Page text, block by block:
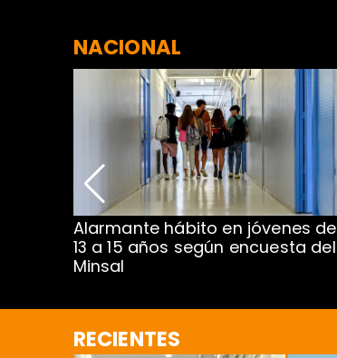
NACIONAL
Alarmante hábito en jóvenes de
13 a 15 años según encuesta del
Minsal
RECIENTES